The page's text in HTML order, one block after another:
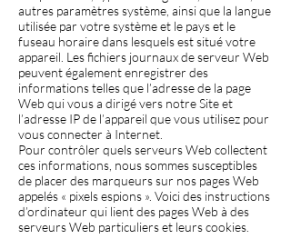
autres paramètres système, ainsi que la langue
utilisée par votre système et le pays et le
fuseau horaire dans lesquels est situé votre
appareil. Les fichiers journaux de serveur Web
peuvent également enregistrer des
informations telles que l’adresse de la page
Web qui vous a dirigé vers notre Site et
l’adresse IP de l’appareil que vous utilisez pour
vous connecter à Internet.
Pour contrôler quels serveurs Web collectent
ces informations, nous sommes susceptibles
de placer des marqueurs sur nos pages Web
appelés « pixels espions ». Voici des instructions
d’ordinateur qui lient des pages Web à des
serveurs Web particuliers et leurs cookies.